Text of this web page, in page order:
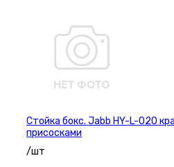
Стойка бокс. Jabb HY-L-020
присосками
/шт